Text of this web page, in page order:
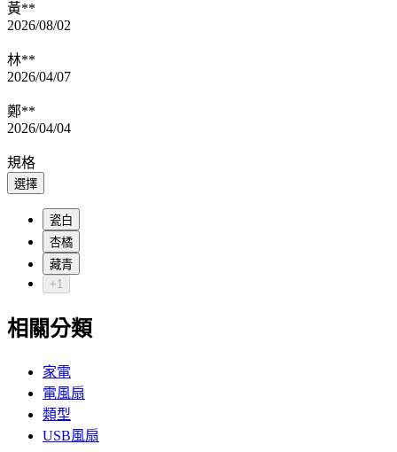
黃**
2026/08/02
林**
2026/04/07
鄭**
2026/04/04
規格
選擇
瓷白
杏橘
藏青
+1
相關分類
家電
電風扇
類型
USB風扇